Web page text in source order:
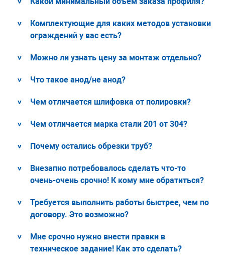
Комплектующие для каких методов установки
ограждений у вас есть?
Можно ли узнать цену за монтаж отдельно?
Что такое анод/не анод?
Чем отличается шлифовка от полировки?
Чем отличается марка стали 201 от 304?
Почему остались обрезки труб?
Внезапно потребовалось сделать что-то
очень-очень срочно! К кому мне обратиться?
Требуется выполнить работы быстрее, чем по
договору. Это возможно?
Мне срочно нужно внести правки в
техническое задание! Как это сделать?